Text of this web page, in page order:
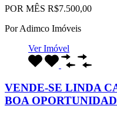
POR MÊS R$7.500,00
PorAdimco Imóveis
Ver Imóvel
VENDE-SE LINDA
BOA